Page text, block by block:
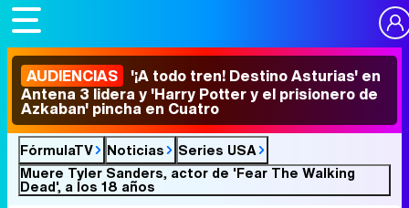
AUDIENCIAS '¡A todo tren! Destino Asturias' en
Antena 3 lidera y 'Harry Potter y el prisionero de
Azkaban' pincha en Cuatro
FórmulaTV Noticias
Series USA
Muere Tyler Sanders, actor de 'Fear The Walking
Dead', a los 18 años